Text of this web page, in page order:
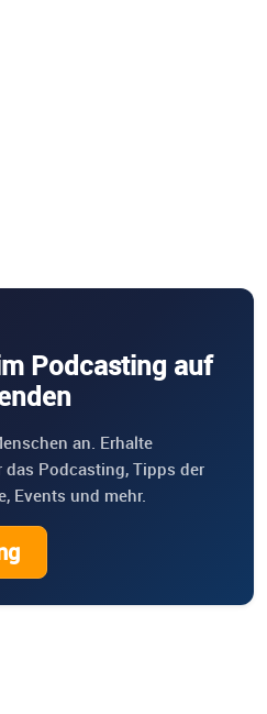
Podcasting auf
an. Erhalte
Podcasting, Tipps der
Events und mehr.